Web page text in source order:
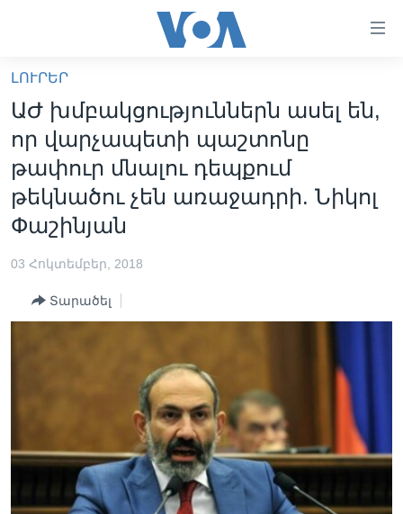
հիմնական
բովանդակությանը
անցնել
հիմնական
բովանդակությանը
հիմնական
բովանդակություն
ԼՈՒՐԵՐ
ՍՓՅՈՒՌՔ
ՏԵՍԱՆՅՈՒԹԵՐ
ՖԻԼՄԵՐ
ՖԻԼՄԵՐ
ՄԵՐ ՄԱՍԻՆ
«ԱՄԵՐԻԿԱՅԻ ՁԱՅՆ»-Ի ԿԱՆՈՆԱԴՐՈՒԹՅՈՒՆ
Լեզուներ
ԼՈՒՐԵՐ
ԱԺ խմբակցություններն ասել են,
որ վարչապետի պաշտոնը
թափուր մնալու դեպքում
թեկնածու չեն առաջադրի. Նիկոլ
Փաշինյան
03 Հոկտեմբեր, 2018
Տարածել